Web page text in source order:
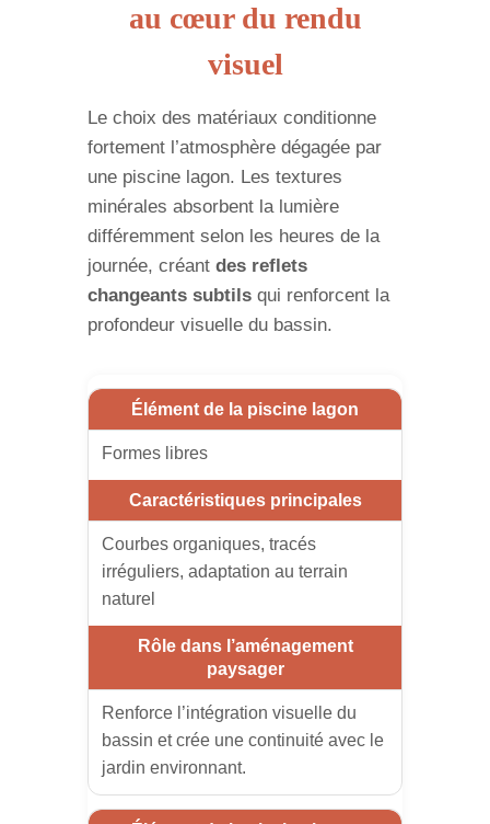
au cœur du rendu
visuel
Le choix des matériaux conditionne
fortement l’atmosphère dégagée par
une piscine lagon. Les textures
minérales absorbent la lumière
différemment selon les heures de la
journée, créant des reflets
changeants subtils qui renforcent la
profondeur visuelle du bassin.
Formes libres
Courbes organiques, tracés
irréguliers, adaptation au terrain
naturel
Renforce l’intégration visuelle du
bassin et crée une continuité avec le
jardin environnant.